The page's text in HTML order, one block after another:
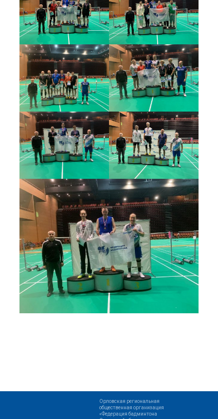
Орловская региональная
общественная организация
«Федерация бадминтона